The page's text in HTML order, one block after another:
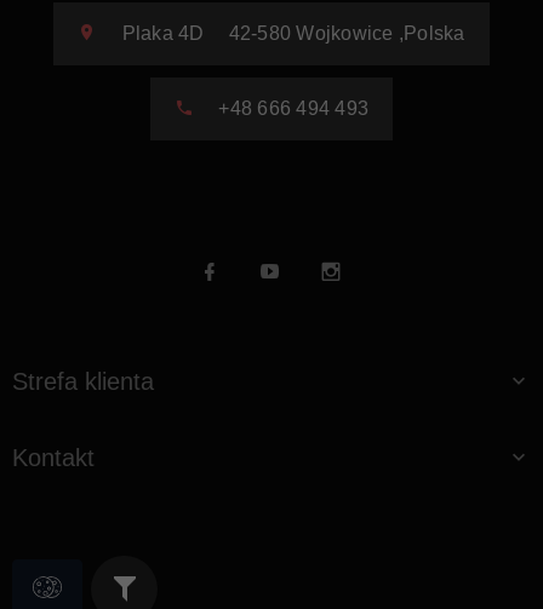
Plaka 4D 42-580 Wojkowice , Polska
+48 666 494 493
Strefa klienta
Kontakt